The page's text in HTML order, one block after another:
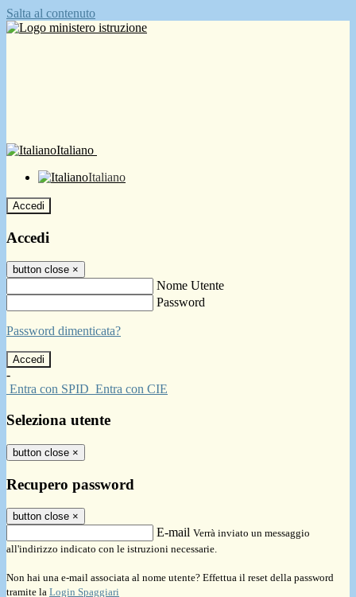
Salta al contenuto
Italiano
Italiano
Accedi
Accedi
button close ×
Nome Utente
Password
Password dimenticata?
-
Entra con SPID Entra con CIE
Seleziona utente
button close ×
Recupero password
button close ×
E-mail Verrà inviato un messaggio
all'indirizzo indicato con le istruzioni necessarie.
Non hai una e-mail associata al nome utente? Effettua il reset della password
tramite la Login Spaggiari